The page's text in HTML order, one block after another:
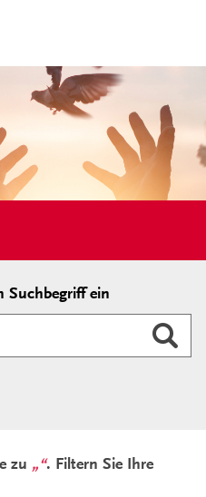
Suchbegriff ein
zu
. Filtern Sie Ihre